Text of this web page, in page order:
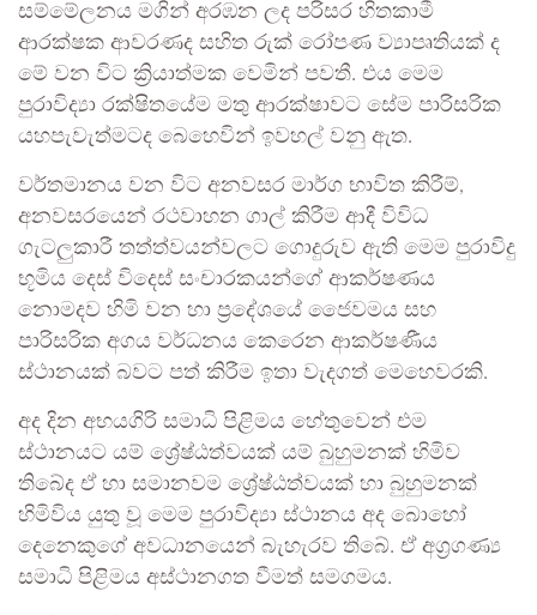
සම්මේලනය මගින් අරඹන ලද පරිසර හිතකාමී
ආරක්ෂක ආවරණද සහිත රුක් රෝපණ ව්‍යාපෘතියක් ද
මේ වන විට ක්‍රියාත්මක වෙමින් පවතී. එය මෙම
පුරාවිද්‍යා රක්ෂිතයේම මතු ආරක්ෂාවට සේම පාරිසරික
යහපැවැත්මටද බෙහෙවින් ඉවහල් වනු ඇත.
වර්තමානය වන විට අනවසර මාර්ග භාවිත කිරීම්,
අනවසරයෙන් රථවාහන ගාල් කිරීම ආදී විවිධ
ගැටලුකාරී තත්ත්වයන්වලට ගොදුරුව ඇති මෙම පුරාවිදු
භූමිය දෙස් විදෙස් සංචාරකයන්ගේ ආකර්ෂණය
නොමදව හිමි වන හා ප්‍රදේශයේ ජෛවමය සහ
පාරිසරික අගය වර්ධනය කෙරෙන ආකර්ෂණීය
ස්ථානයක් බවට පත් කිරීම ඉතා වැදගත් මෙහෙවරකි.
අද දින අභයගිරි සමාධි පිළිමය හේතුවෙන් එම
ස්ථානයට යම් ශ්‍රේෂ්ඨත්වයක් යම් බුහුමනක් හිමිව
තිබේද ඒ හා සමානවම ශ්‍රේෂ්ඨත්වයක් හා බුහුමනක්
හිමිවිය යුතු වූ මෙම පුරාවිද්‍යා ස්ථානය අද බොහෝ
දෙනෙකුගේ අවධානයෙන් බැහැරව තිබේ. ඒ අග්‍රගණ්‍ය
සමාධි පිළිමය අස්ථානගත වීමත් සමගමය.